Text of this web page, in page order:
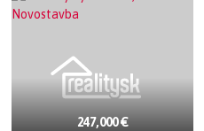
247,000 €